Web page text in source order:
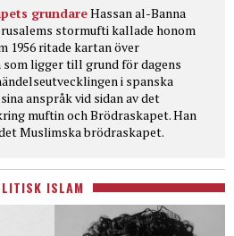
grundareHassan al-Banna
stormufti kallade honom
1956 ritade kartan över
ligger till grund för dagens
i spanska
anspråk vid sidan av det
muftin och Brödraskapet. Han
Muslimska brödraskapet.
ISLAM